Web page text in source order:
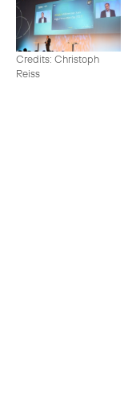
Credits: Christoph
Reiss